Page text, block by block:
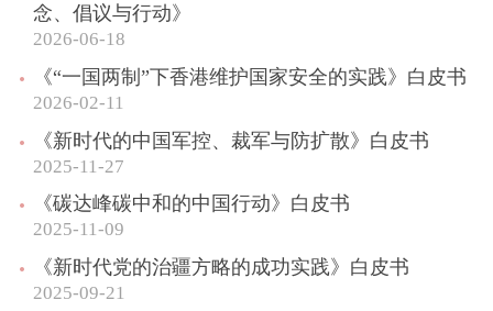
念、倡议与行动》
2026-06-18
《“一国两制”下香港维护国家安全的实践》白皮书
2026-02-11
《新时代的中国军控、裁军与防扩散》白皮书
2025-11-27
《碳达峰碳中和的中国行动》白皮书
2025-11-09
《新时代党的治疆方略的成功实践》白皮书
2025-09-21